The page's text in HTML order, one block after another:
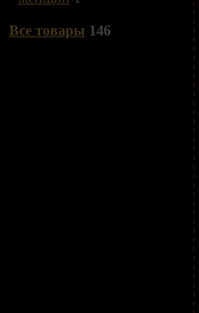
Все товары 146